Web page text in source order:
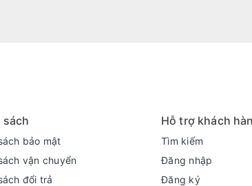
sách
bảo mật
vận chuyển
đổi trả
Hỗ trợ khách
Tìm kiếm
Đăng nhập
Đăng ký